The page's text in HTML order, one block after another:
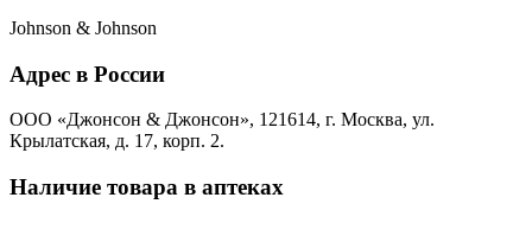
Johnson & Johnson
Адрес в России
ООО «Джонсон & Джонсон», 121614, г. Москва, ул.
Крылатская, д. 17, корп. 2.
Наличие товара в аптеках